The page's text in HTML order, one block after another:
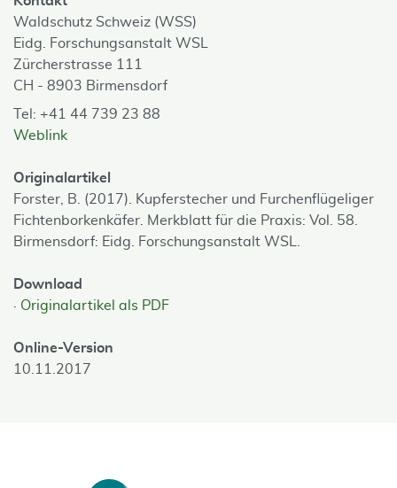
Waldschutz Schweiz (WSS)
Eidg. Forschungsanstalt WSL
Zürcherstrasse 111
CH - 8903 Birmensdorf
Tel: +41 44 739 23 88
Weblink
Originalartikel
Forster, B. (2017). Kupferstecher und Furchenflügeliger
Fichtenborkenkäfer. Merkblatt für die Praxis: Vol. 58.
Birmensdorf: Eidg. Forschungsanstalt WSL.
Download
Originalartikel als PDF
Online-Version
10.11.2017